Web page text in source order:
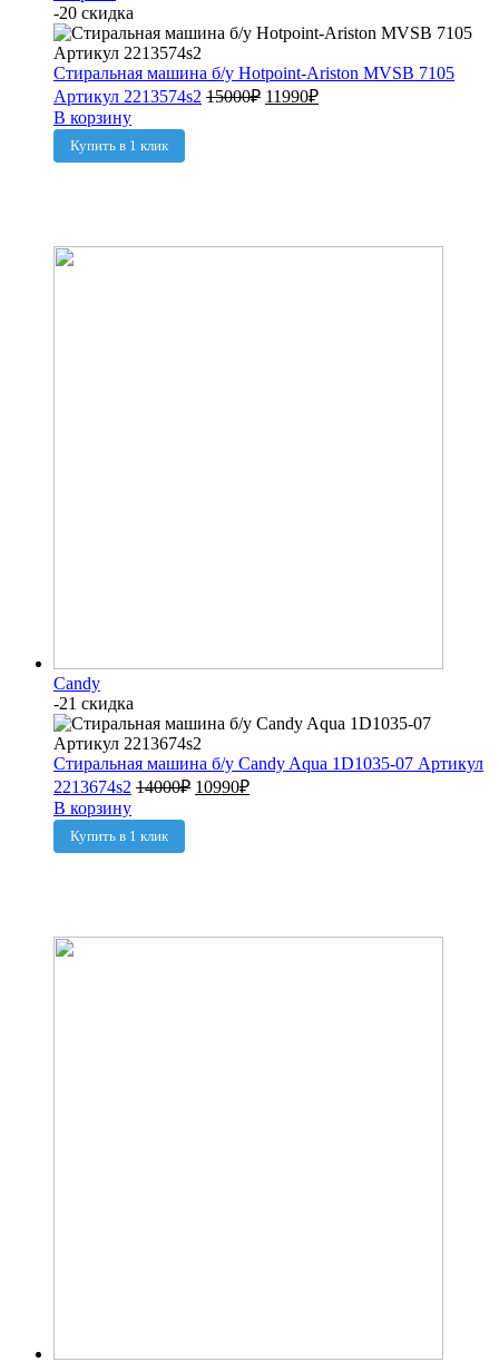
-20 скидка
Стиральная машина б/у Hotpoint-Ariston MVSB 7105
Артикул 2213574s2 15000₽ 11990₽
В корзину
Купить в 1 клик
Candy
-21 скидка
Стиральная машина б/у Candy Aqua 1D1035-07 Артикул
2213674s2 14000₽ 10990₽
В корзину
Купить в 1 клик